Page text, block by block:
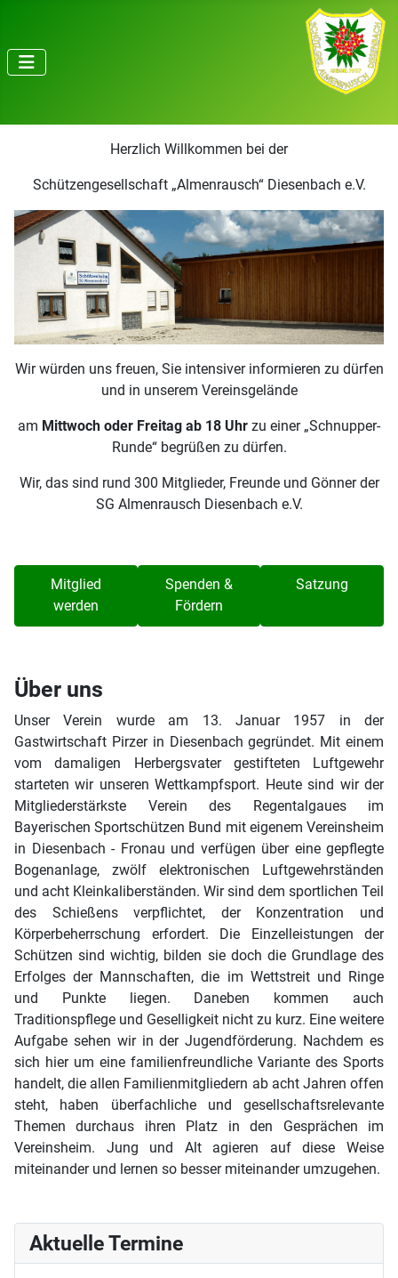
Herzlich Willkommen bei der
Schützengesellschaft „Almenrausch“ Diesenbach e.V.
Wir würden uns freuen, Sie intensiver informieren zu dürfen
und in unserem Vereinsgelände
am Mittwoch oder Freitag ab 18 Uhr zu einer „Schnupper-
Runde“ begrüßen zu dürfen.
Wir, das sind rund 300 Mitglieder, Freunde und Gönner der
SG Almenrausch Diesenbach e.V.
Mitglied
werden
Spenden &
Fördern
Satzung
Über uns
Unser Verein wurde am 13. Januar 1957 in der
Gastwirtschaft Pirzer in Diesenbach gegründet. Mit einem
vom damaligen Herbergsvater gestifteten Luftgewehr
starteten wir unseren Wettkampfsport. Heute sind wir der
Mitgliederstärkste Verein des Regentalgaues im
Bayerischen Sportschützen Bund mit eigenem Vereinsheim
in Diesenbach - Fronau und verfügen über eine gepflegte
Bogenanlage, zwölf elektronischen Luftgewehrständen
und acht Kleinkaliberständen. Wir sind dem sportlichen Teil
des Schießens verpflichtet, der Konzentration und
Körperbeherrschung erfordert. Die Einzelleistungen der
Schützen sind wichtig, bilden sie doch die Grundlage des
Erfolges der Mannschaften, die im Wettstreit und Ringe
und Punkte liegen. Daneben kommen auch
Traditionspflege und Geselligkeit nicht zu kurz. Eine weitere
Aufgabe sehen wir in der Jugendförderung. Nachdem es
sich hier um eine familienfreundliche Variante des Sports
handelt, die allen Familienmitgliedern ab acht Jahren offen
steht, haben überfachliche und gesellschaftsrelevante
Themen durchaus ihren Platz in den Gesprächen im
Vereinsheim. Jung und Alt agieren auf diese Weise
miteinander und lernen so besser miteinander umzugehen.
Aktuelle Termine